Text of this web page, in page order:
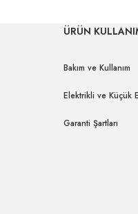
ÜRÜN
Bakım ve Kullanım
Elektrikli ve Küçük
Garanti Şartları